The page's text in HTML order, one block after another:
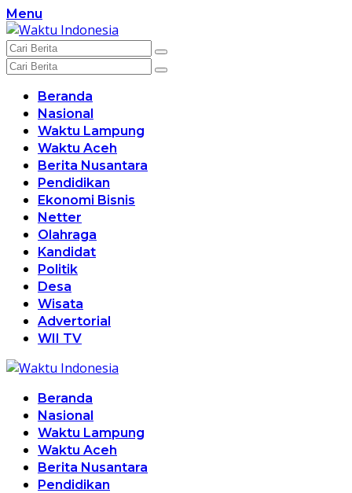
Langsung
ke
konten
Menu
Beranda
Nasional
Waktu Lampung
Waktu Aceh
Berita Nusantara
Pendidikan
Ekonomi Bisnis
Netter
Olahraga
Kandidat
Politik
Desa
Wisata
Advertorial
WII TV
Beranda
Nasional
Waktu Lampung
Waktu Aceh
Berita Nusantara
Pendidikan